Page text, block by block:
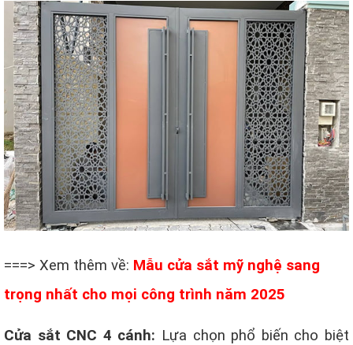
===> Xem thêm về: Mẫu cửa sắt mỹ nghệ sang
trọng nhất cho mọi công trình năm 2025
Cửa sắt CNC 4 cánh: Lựa chọn phổ biến cho biệt